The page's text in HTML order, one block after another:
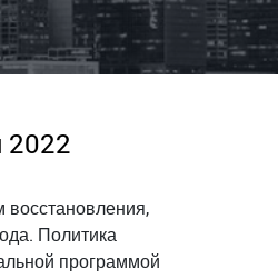
2022
Политика
программой